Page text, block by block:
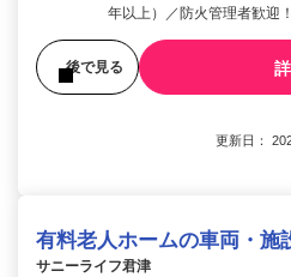
年以上）／防火管理者歓迎
後で見る
更新日：
有料老人ホームの車両・施
サニーライフ君津